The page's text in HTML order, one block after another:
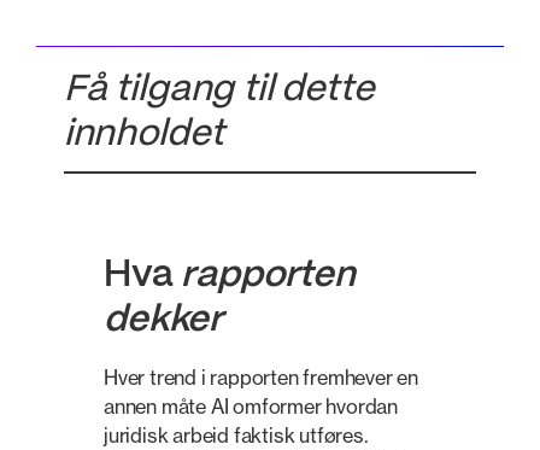
Få tilgang til dette
innholdet
Hva rapporten
dekker
Hver trend i rapporten fremhever en
annen måte AI omformer hvordan
juridisk arbeid faktisk utføres.